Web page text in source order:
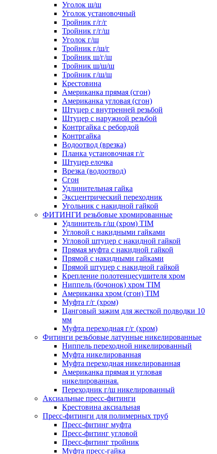
Уголок ш/ш
Уголок установочный
Тройник г/г/г
Тройник г/г/ш
Уголок г/ш
Тройник г/ш/г
Тройник ш/г/ш
Тройник ш/ш/ш
Тройник г/ш/ш
Крестовина
Американка прямая (сгон)
Американка угловая (сгон)
Штуцер с внутренней резьбой
Штуцер с наружной резьбой
Контргайка с ребордой
Контргайка
Водоотвод (врезка)
Планка установочная г/г
Штуцер елочка
Врезка (водоотвод)
Сгон
Удлинительная гайка
Эксцентрический переходник
Угольник с накидной гайкой
ФИТИНГИ резьбовые хромированные
Удлинитель г/ш (хром) TIM
Угловой с накидными гайками
Угловой штуцер с накидной гайкой
Прямая муфта с накидной гайкой
Прямой с накидными гайками
Прямой штуцер с накидной гайкой
Крепление полотенцесушителя хром
Ниппель (бочонок) хром TIM
Американка хром (сгон) TIM
Муфта г/г (хром)
Цанговый зажим для жесткой подводки 10
мм
Муфта переходная г/г (хром)
Фитинги резьбовые латунные никелированные
Ниппель переходной никелированный
Муфта никелированная
Муфта переходная никелированная
Американка прямая и угловая
никелированная.
Переходник г/ш никелированный
Аксиальные пресс-фитинги
Крестовина аксиальная
Пресс-фитинги для полимерных труб
Пресс-фитинг муфта
Пресс-фитинг угловой
Пресс-фитинг тройник
Муфта пресс-гайка